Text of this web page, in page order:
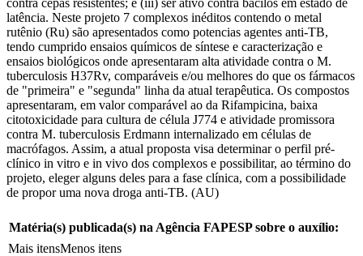
latência. Neste projeto 7 complexos inéditos contendo o metal
rutênio (Ru) são apresentados como potencias agentes anti-TB,
tendo cumprido ensaios químicos de síntese e caracterização e
ensaios biológicos onde apresentaram alta atividade contra o M.
tuberculosis H37Rv, comparáveis e/ou melhores do que os fármacos
de "primeira" e "segunda" linha da atual terapêutica. Os compostos
apresentaram, em valor comparável ao da Rifampicina, baixa
citotoxicidade para cultura de célula J774 e atividade promissora
contra M. tuberculosis Erdmann internalizado em células de
macrófagos. Assim, a atual proposta visa determinar o perfil pré-
clínico in vitro e in vivo dos complexos e possibilitar, ao término do
projeto, eleger alguns deles para a fase clínica, com a possibilidade
de propor uma nova droga anti-TB. (AU)
Matéria(s) publicada(s) na Agência FAPESP sobre o auxílio:
Mais itensMenos itens